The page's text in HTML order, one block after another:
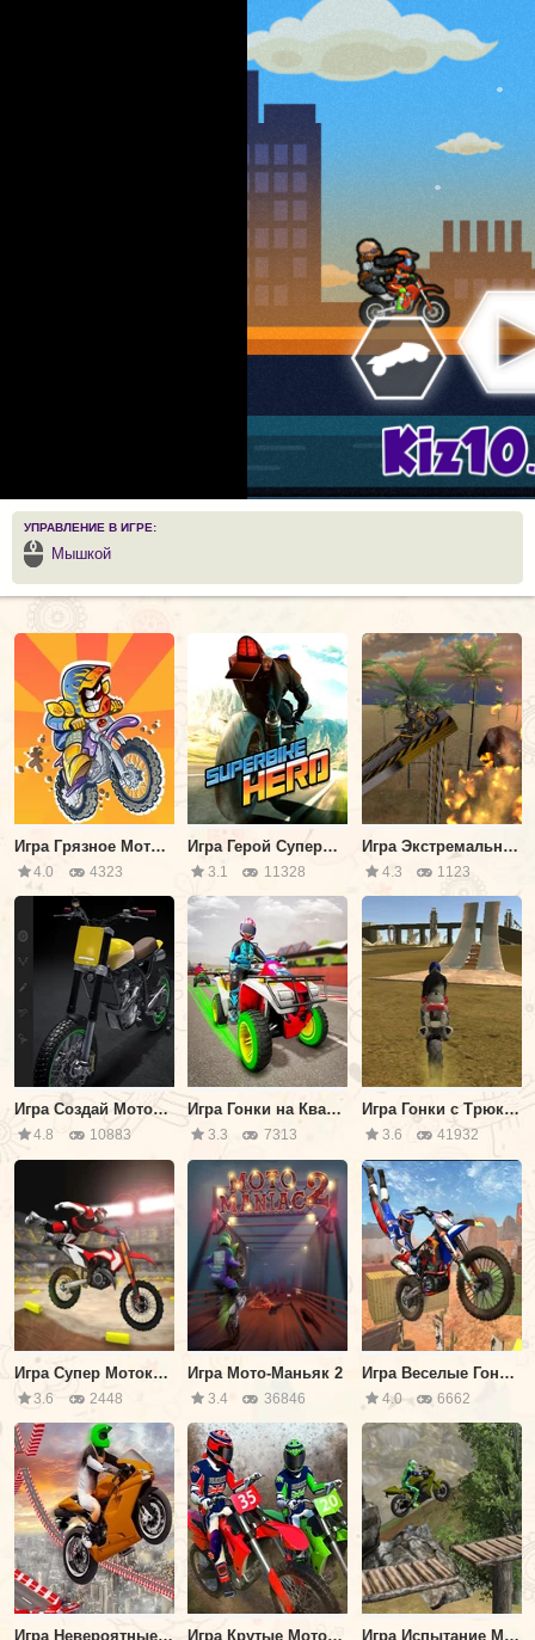
УПРАВЛЕНИЕ В ИГРЕ:
Мышкой
Игра Грязное Мотоциклетное Ралли
4.0 4323
Игра Герой Супербайка
3.1 11328
Игра Экстремальный Водитель Мотоцикла
4.3 1123
Игра Создай Мотоцикл
4.8 10883
Игра Гонки на Квадроциклах по Шоссе
3.3 7313
Игра Гонки с Трюками На Мотоцикле
3.6 41932
Игра Супер Мотокрос Чемпионат
3.6 2448
Игра Мото-Маньяк 2
3.4 36846
Игра Веселые Гонки На Мотоциклах
4.0 6662
Игра Невероятные Трюки На BMX Мотоцикле Игра Крутые Мото Трюки Игра Испытание Мото по Бездорожью